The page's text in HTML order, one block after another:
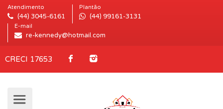
Atendimento
(44) 3045-6161
Plantão
(44) 99161-3131
E-mail
re-kennedy@hotmail.com
CRECI 17653